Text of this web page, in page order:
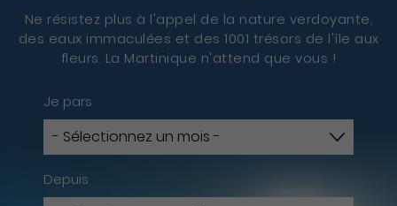
Ne résistez plus à l'appel de la nature verdoyante,
des eaux immaculées et des 1001 trésors de l'île aux
fleurs. La Martinique n'attend que vous !
Je pars
Depuis